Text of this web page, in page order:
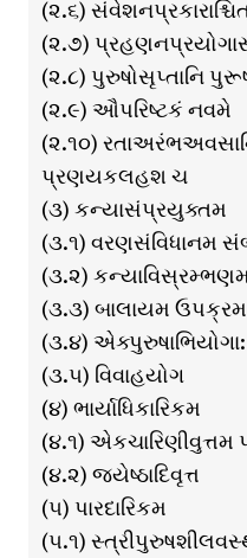
(૨.૬)
(૨.૭)
(૨.૮) પુરુષોસૃપ્તાનિ
(૨.૯) ઔપરિષ્ટકં નવમે
(૨.૧૦)
પ્રણયકલહશ ચ
(૩) કન્યાસંપ્રયુક્તમ
(૩.૧) વરણસંવિધાનમ
(૩.૨)
(૩.૩) બાલાયમ
(૩.૪) એક્પુરુષાભિયોગા:
(૩.૫) વિવાહયોગ
(૪) ભાર્યાધિકારિકમ
(૪.૧) એકચારિણીવુત્તમ
(૪.૨) જયેષ્ઠાદિવૃત્ત
(૫) પારદારિકમ
(૫.૧)